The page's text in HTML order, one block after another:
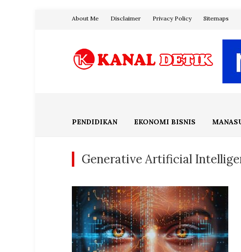
About Me Disclaimer Privacy Policy Sitemaps
PENDIDIKAN EKONOMI BISNIS
Generative Artificial